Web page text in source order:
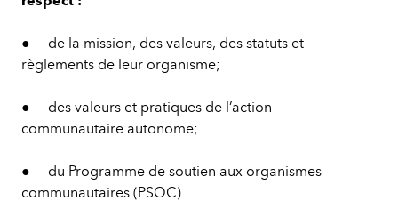
● de la mission, des valeurs, des statuts et
règlements de leur organisme;
● des valeurs et pratiques de l’action
communautaire autonome;
● du Programme de soutien aux organismes
communautaires (PSOC)